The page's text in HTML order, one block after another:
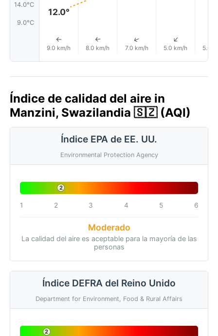
14.0°C
9.0°C
12.0°
↑
9.0 km/h
↑
8.0 km/h
↑
7.0 km/h
↑
5.0 km/h 5.0
Índice de calidad del aire in
Manzini, Swazilandia 🇸🇿 (AQI)
Índice EPA de EE. UU.
Environmental Protection Agency
2
1 2 3 4 5 6
Moderado
La calidad del aire es aceptable para la mayoría de las
personas
Índice DEFRA del Reino Unido
Department for Environment, Food & Rural Affairs
2